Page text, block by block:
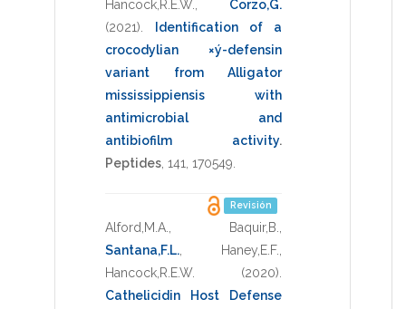
Hancock,R.E.W.
Corzo,G.
(2021)
Identification of a
crocodylian ×ý-defensin
variant from Alligator
mississippiensis with
antimicrobial and
antibiofilm activity.
Peptides 141 170549
Revisión
Alford,M.A. Baquir,B.
Santana,F.L.
Haney,E.F.
Hancock,R.E.W.
(2020)
Cathelicidin Host Defense